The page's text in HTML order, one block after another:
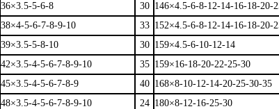
36×3.5-5-6-8
30 146×4.5-6-8-12-14-16-18-20-
38×4-5-6-7-8-9-10
33 152×4.5-6-8-12-14-16-18-20-
39×3.5-5-8-10
30 159×4.5-6-10-12-14
42×3.5-4-5-6-7-8-9-10
35 159×16-18-20-22-25-30
45×3.5-4-5-6-7-8-9
40 168×8-10-12-14-20-25-30-35
48×3.5-4-5-6-7-8-9-10
24 180×8-12-16-25-30